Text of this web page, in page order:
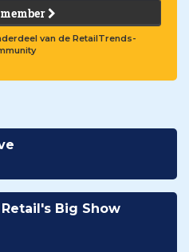
van de RetailTrends-
Big Show